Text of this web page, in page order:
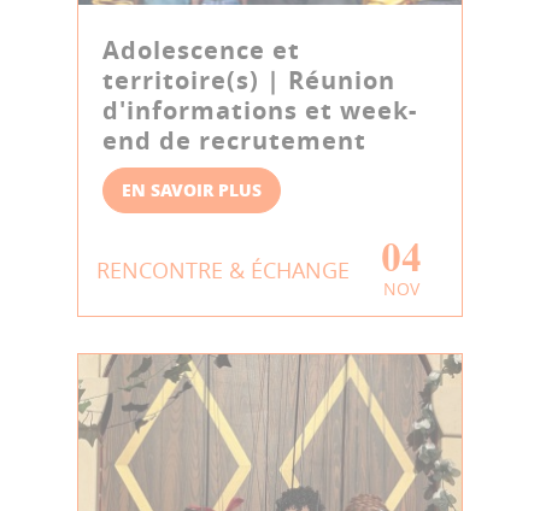
Adolescence et
territoire(s) | Réunion
d'informations et week-
end de recrutement
EN SAVOIR PLUS
RENCONTRE & ÉCHANGE 04
NOV